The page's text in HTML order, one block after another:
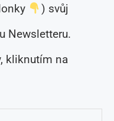
) svůj
Newsletteru.
kliknutím na